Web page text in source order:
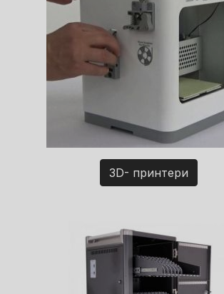
3D- принтери